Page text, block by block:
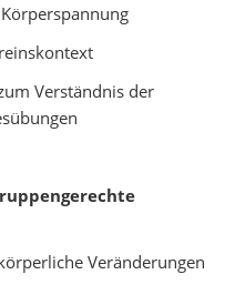
Verständnis der
Veränderungen